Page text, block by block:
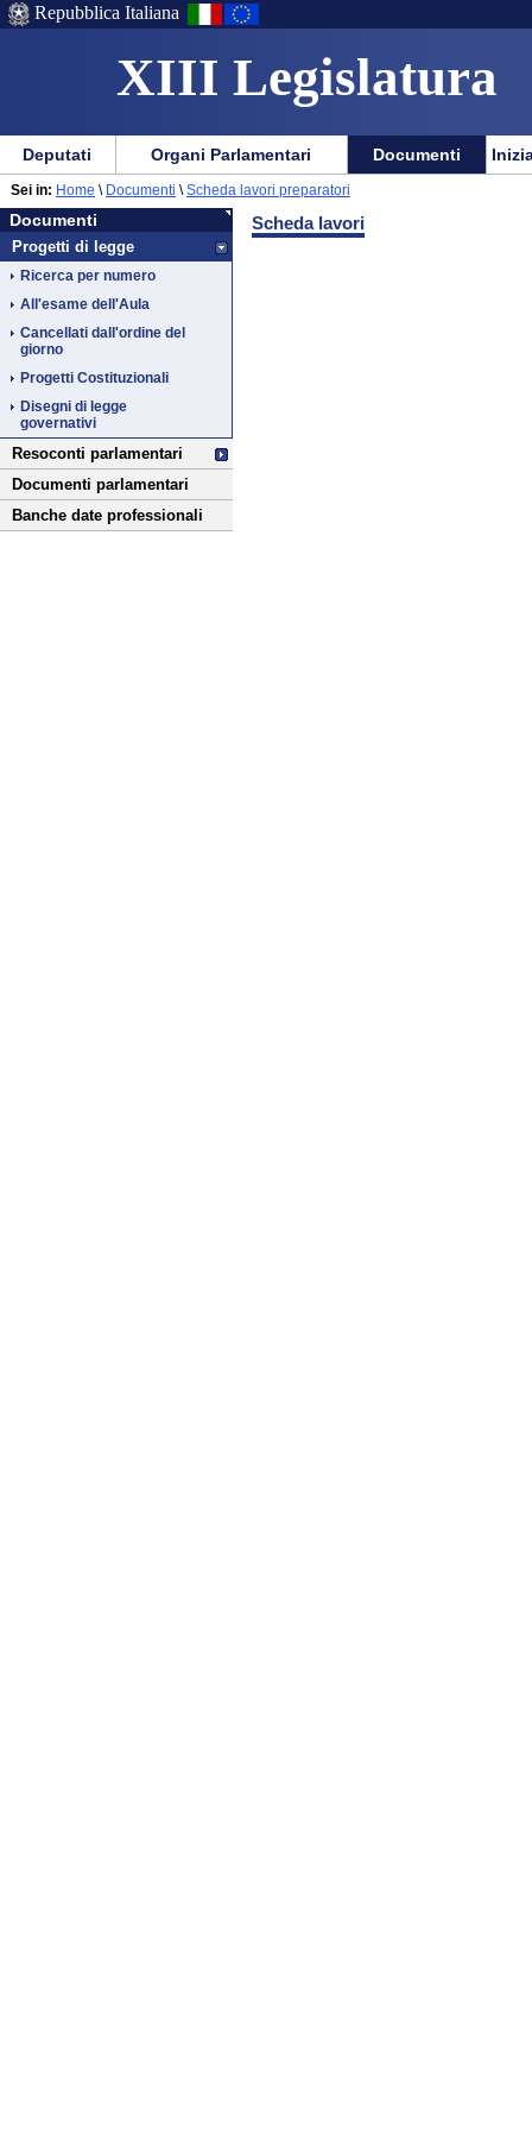
XIII Legislatura
Menu
di
ausilio
alla
navigazione
Vai
Menu
di
navigazione
principale
Repubblica Italiana
Menu
di
navigazione
principale
Vai
menu
di
sezione
Deputati Organi Parlamentari Documenti
Documenti
Vai
al
contenuto
Documenti
Progetti di legge
Ricerca per numero
All'esame dell'Aula
Cancellati dall'ordine del
giorno
Progetti Costituzionali
Disegni di legge
governativi
Resoconti parlamentari
Documenti parlamentari
Banche date professionali
Sei in: Home \ Documenti \ Scheda lavori preparatori
Scheda lavori